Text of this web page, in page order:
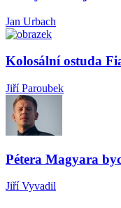
Jan Urbach
Kolosální ostuda
Jiří Paroubek
Pétera Magyara
Jiří Vyvadil